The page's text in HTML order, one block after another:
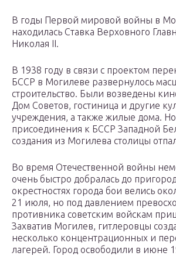
В годы Первой мировой войны в
находилась Ставка Верховного
Николая II.
В 1938 году в связи с проектом
БССР в Могилеве развернулось
строительство. Были возведены
Дом Советов, гостиница и другие
учреждения, а также жилые дома.
присоединения к БССР Западной
создания из Могилева столицы
Во время Отечественной войны
очень быстро добралась до
окрестностях города бои велись
21 июля, но под давлением
противника советским войскам
Захватив Могилев, гитлеровцы
несколько концентрационных и
лагерей. Город освободили в июне